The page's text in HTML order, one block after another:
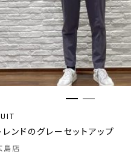
レンドのグレーセットアップ
島店